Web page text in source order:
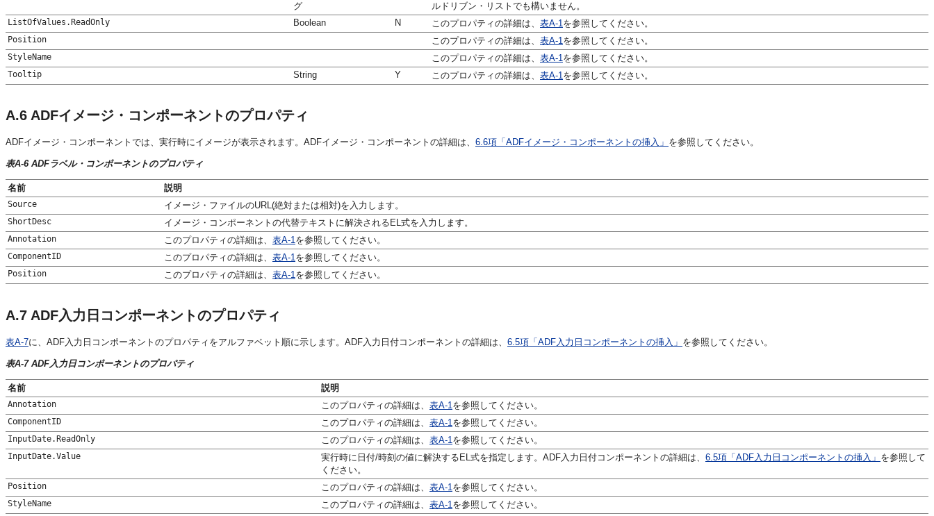
グ
ルドリブン・リストでも構いません。
ListOfValues.ReadOnly Boolean N このプロパティの詳細は、 表A-1 を参照してください。
Position このプロパティの詳細は、 表A-1 を参照してください。
StyleName このプロパティの詳細は、 表A-1 を参照してください。
Tooltip String Y このプロパティの詳細は、 表A-1 を参照してください。
A.6 ADFイメージ・コンポーネントのプロパティ
ADFイメージ・コンポーネントでは、実行時にイメージが表示されます。ADFイメージ・コンポーネントの詳細は、 6.6項「ADFイメージ・コンポーネントの挿入」 を参照してください。
表A-6 ADFラベル・コンポーネントのプロパティ
名前 説明
Source イメージ・ファイルのURL(絶対または相対)を入力します。
ShortDesc イメージ・コンポーネントの代替テキストに解決されるEL式を入力します。
Annotation このプロパティの詳細は、 表A-1を参照してください。
ComponentID このプロパティの詳細は、 表A-1を参照してください。
Position このプロパティの詳細は、 表A-1を参照してください。
A.7 ADF入力日コンポーネントのプロパティ
表A-7に、ADF入力日コンポーネントのプロパティをアルファベット順に示します。ADF入力日付コンポーネントの詳細は、 6.5項「ADF入力日コンポーネントの挿入」 を参照してください。
表A-7 ADF入力日コンポーネントのプロパティ
名前 説明
Annotation このプロパティの詳細は、 表A-1を参照してください。
ComponentID このプロパティの詳細は、 表A-1を参照してください。
InputDate.ReadOnly このプロパティの詳細は、 表A-1を参照してください。
InputDate.Value 実行時に日付/時刻の値に解決するEL式を指定します。ADF入力日付コンポーネントの詳細は、 6.5項「ADF入力日コンポーネントの挿入」 を参照して
ください。
Position このプロパティの詳細は、 表A-1を参照してください。
StyleName このプロパティの詳細は、 表A-1を参照してください。